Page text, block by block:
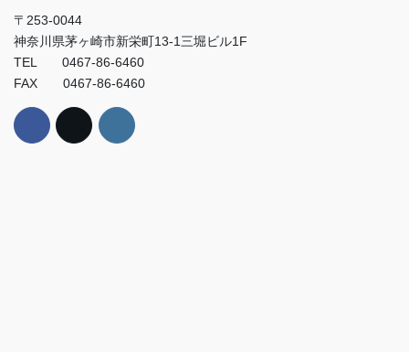
〒253-0044
神奈川県茅ヶ崎市新栄町13-1三堀ビル1F
TEL 0467-86-6460
FAX 0467-86-6460